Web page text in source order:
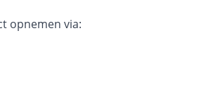
opnemen via: